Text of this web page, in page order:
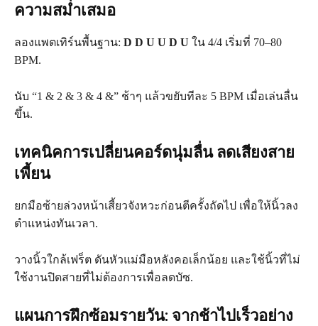
ความสม่ำเสมอ
ลองแพตเทิร์นพื้นฐาน: D D U U D U ใน 4/4 เริ่มที่ 70–80
BPM.
นับ “1 & 2 & 3 & 4 &” ช้าๆ แล้วขยับทีละ 5 BPM เมื่อเล่นลื่น
ขึ้น.
เทคนิคการเปลี่ยนคอร์ดนุ่มลื่น ลดเสียงสาย
เพี้ยน
ยกมือซ้ายล่วงหน้าเสี้ยวจังหวะก่อนตีครั้งถัดไป เพื่อให้นิ้วลง
ตำแหน่งทันเวลา.
วางนิ้วใกล้เฟร็ต ดันหัวแม่มือหลังคอเล็กน้อย และใช้นิ้วที่ไม่
ใช้งานปิดสายที่ไม่ต้องการเพื่อลดบัซ.
แผนการฝึกซ้อมรายวัน: จากช้าไปเร็วอย่าง